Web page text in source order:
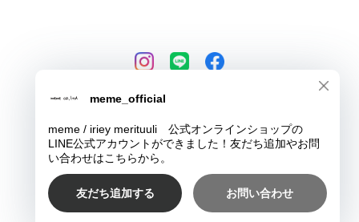
© meme / iriey merituuli 公式オンラインショップ
Powered by